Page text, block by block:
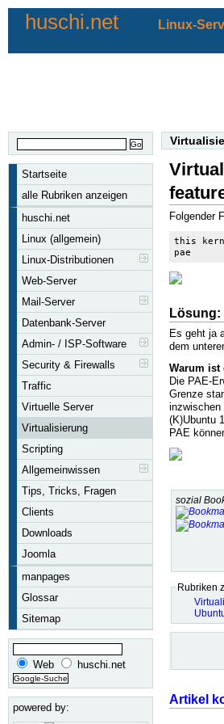
huschi.net Linux-
Startseite
alle Rubriken anzeigen
huschi.net
Linux (allgemein)
Linux-Distributionen
Web-Server
Mail-Server
Datenbank-Server
Admin- / ISP-Software
Security & Firewalls
Traffic
Virtuelle Server
Virtualisierung
Scripting
Allgemeinwissen
Tips, Tricks, Fragen
Clients
Downloads
Joomla
manpages
Glossar
Sitemap
Web huschi.net
powered by:
Folgender
this
pae
Lösung:
Es geht ja
dem
Warum ist
Die PAE-
Grenze
inzwischen
(K)Ubuntu
PAE
sozial
Rubriken
Artikel